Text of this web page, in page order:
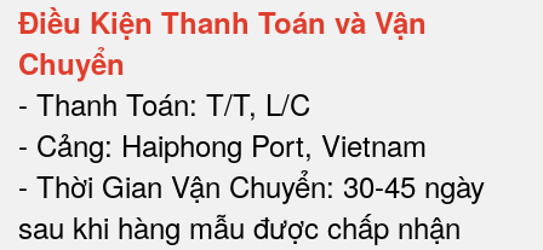
Điều Kiện Thanh Toán và Vận
Chuyển
- Thanh Toán: T/T, L/C
- Cảng: Haiphong Port, Vietnam
- Thời Gian Vận Chuyển: 30-45 ngày
sau khi hàng mẫu được chấp nhận